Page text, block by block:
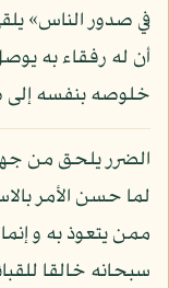
في صدور الناس»
أن له رفقاء به
خلوصه بنفسه إلى
الضرر يلحق من
لما حسن الأمر
ممن يتعوذ به و
سبحانه خالقا